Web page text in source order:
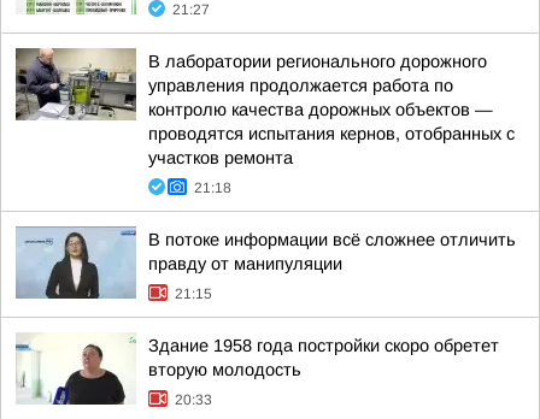
21:27
В лаборатории регионального дорожного
управления продолжается работа по
контролю качества дорожных объектов —
проводятся испытания кернов, отобранных с
участков ремонта
21:18
В потоке информации всё сложнее отличить
правду от манипуляции
21:15
Здание 1958 года постройки скоро обретет
вторую молодость
20:33